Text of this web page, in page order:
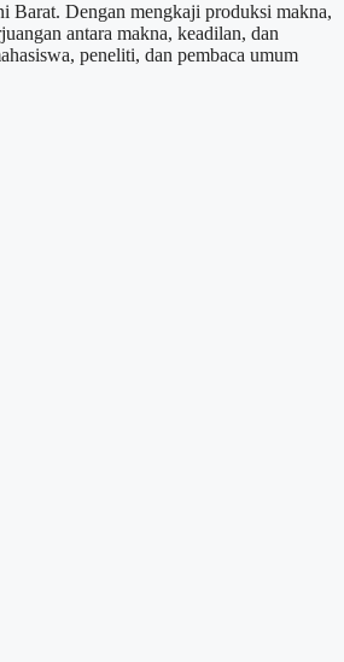
Barat. Dengan mengkaji produksi makna,
antara makna, keadilan, dan
peneliti, dan pembaca umum